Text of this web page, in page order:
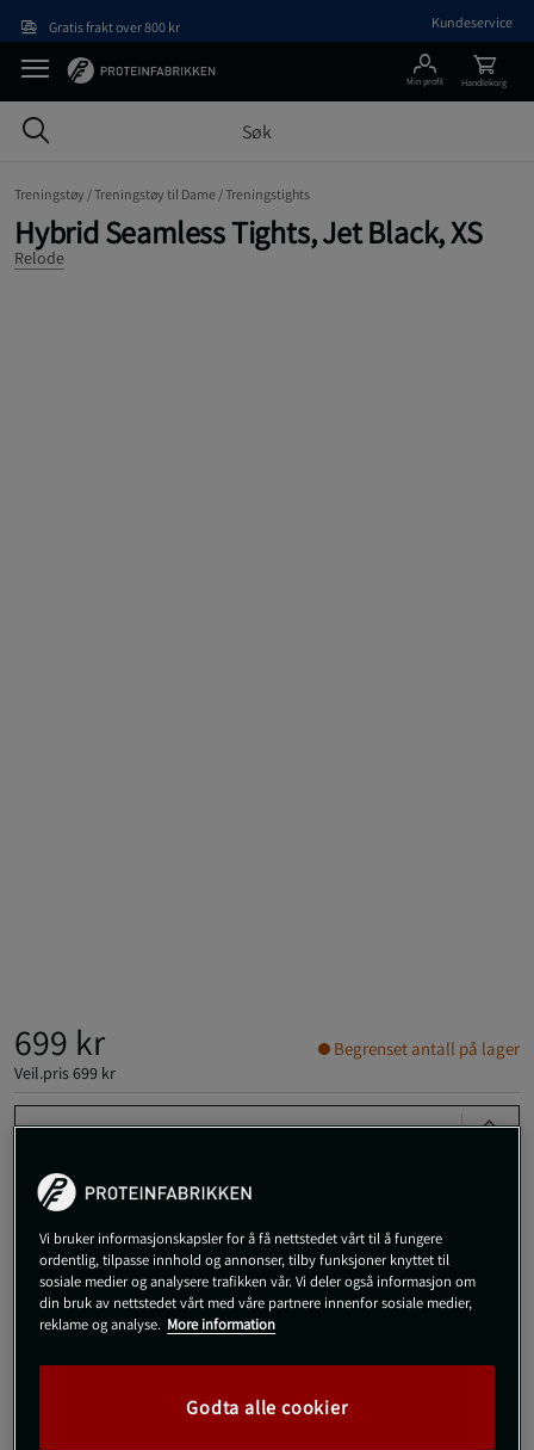
Gratis frakt over 800 kr Kundeservice
Min profil Handlekorg
Treningstøy /Treningstøy til Dame /Treningstights
Hybrid Seamless Tights, Jet Black, XS
Relode
699 kr
Veil.pris699 kr
Begrenset antall på lager
XS
Gratis frakt over 800 kr Gratis retur 14 dagers angrerett
Seamless treningstights som kombinerer myk komfort med
formende støtte og løft for ytelse på neste nivå.
Vi bruker informasjonskapsler for å få nettstedet vårt til å fungere
ordentlig, tilpasse innhold og annonser, tilby funksjoner knyttet til
sosiale medier og analysere trafikken vår. Vi deler også informasjon om
din bruk av nettstedet vårt med våre partnere innenfor sosiale medier,
reklame og analyse. More information
Godta alle cookier